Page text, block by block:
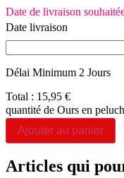
Date de livraison
Date livraison
Délai Minimum 2 Jours
Total : 15,95 €
quantité de Ours en
Ajouter au panier
Articles qui